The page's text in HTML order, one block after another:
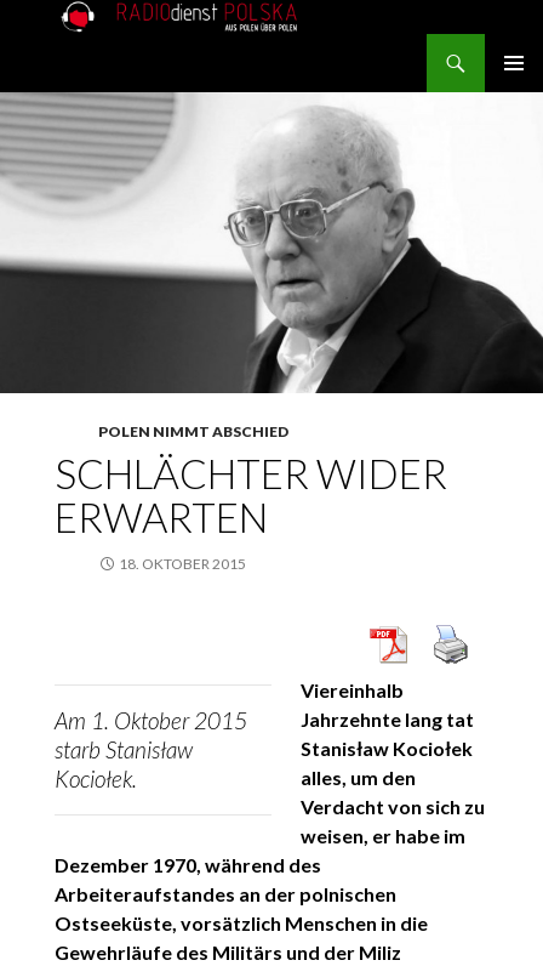
POLEN NIMMT ABSCHIED
SCHLÄCHTER WIDER
ERWARTEN
18. OKTOBER 2015
Am 1. Oktober 2015
starb Stanisław
Kociołek.
Viereinhalb
Jahrzehnte lang tat
Stanisław Kociołek
alles, um den
Verdacht von sich zu
weisen, er habe im
Dezember 1970, während des
Arbeiteraufstandes an der polnischen
Ostseeküste, vorsätzlich Menschen in die
Gewehrläufe des Militärs und der Miliz